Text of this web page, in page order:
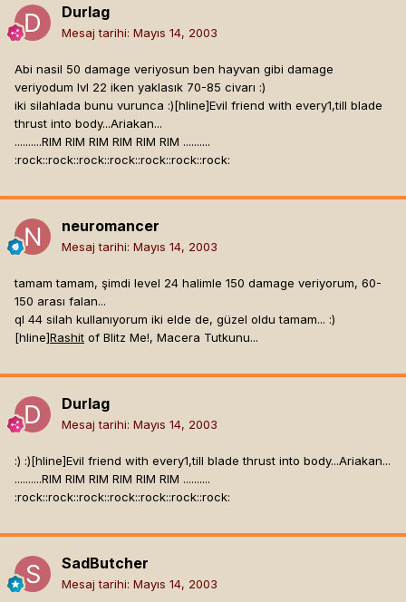
Durlag
Mesaj tarihi: Mayıs 14, 2003
Abi nasil 50 damage veriyosun ben hayvan gibi damage
veriyodum lvl 22 iken yaklasık 70-85 civarı :)
iki silahlada bunu vurunca :)[hline]Evil friend with every1,till blade
thrust into body...Ariakan...
..........RIM RIM RIM RIM RIM RIM ..........
:rock::rock::rock::rock::rock::rock::rock:
neuromancer
Mesaj tarihi: Mayıs 14, 2003
tamam tamam, şimdi level 24 halimle 150 damage veriyorum, 60-
150 arası falan...
ql 44 silah kullanıyorum iki elde de, güzel oldu tamam... :)
[hline]Rashit of Blitz Me!, Macera Tutkunu...
Durlag
Mesaj tarihi: Mayıs 14, 2003
:) :)[hline]Evil friend with every1,till blade thrust into body...Ariakan...
..........RIM RIM RIM RIM RIM RIM ..........
:rock::rock::rock::rock::rock::rock::rock:
SadButcher
Mesaj tarihi: Mayıs 14, 2003